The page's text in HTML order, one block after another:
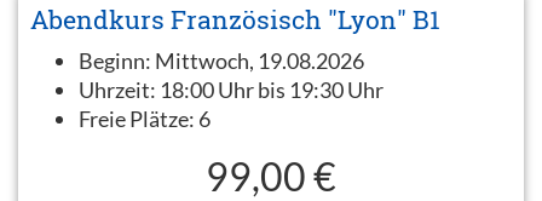
Abendkurs Französisch "Lyon" B1
Beginn: Mittwoch, 19.08.2026
Uhrzeit: 18:00 Uhr bis 19:30 Uhr
Freie Plätze: 6
99,00 €